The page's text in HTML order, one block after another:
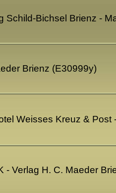
Schild-Bichsel Brienz -
Brienz (E30999y)
Weisses Kreuz &
- Verlag H. C. Maeder